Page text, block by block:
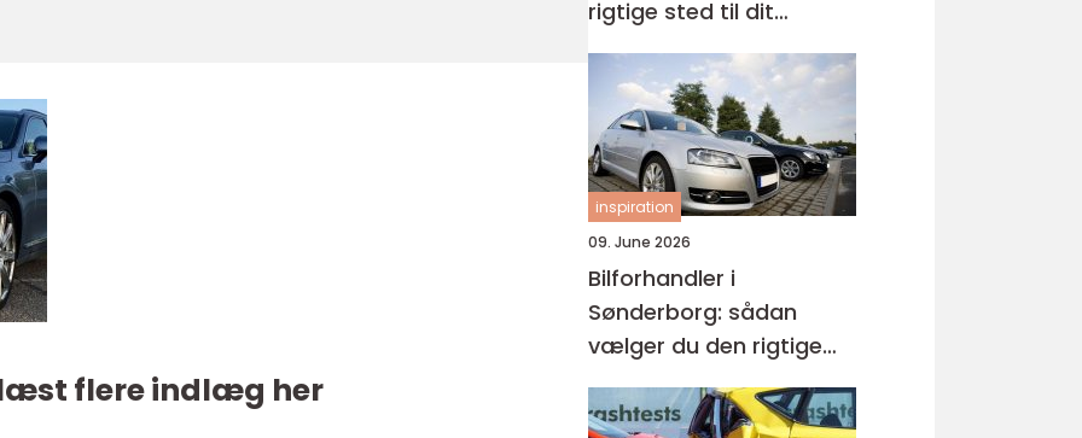
flere indlæg her
rigtige sted til dit
kørekort
inspiration
09. June 2026
Bilforhandler i
Sønderborg: sådan
vælger du den rigtige
brugtbil